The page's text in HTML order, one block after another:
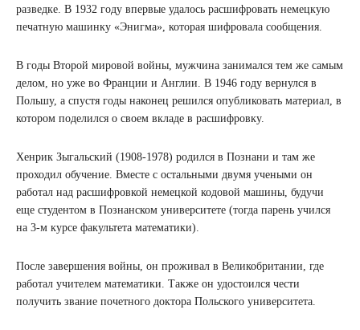
разведке. В 1932 году впервые удалось расшифровать немецкую
печатную машинку «Энигма», которая шифровала сообщения.
В годы Второй мировой войны, мужчина занимался тем же самым
делом, но уже во Франции и Англии. В 1946 году вернулся в
Польшу, а спустя годы наконец решился опубликовать материал, в
котором поделился о своем вкладе в расшифровку.
Хенрик Зыгальский (1908-1978) родился в Познани и там же
проходил обучение. Вместе с остальными двумя учеными он
работал над расшифровкой немецкой кодовой машины, будучи
еще студентом в Познанском университете (тогда парень учился
на 3-м курсе факультета математики).
После завершения войны, он проживал в Великобритании, где
работал учителем математики. Также он удостоился чести
получить звание почетного доктора Польского университета.